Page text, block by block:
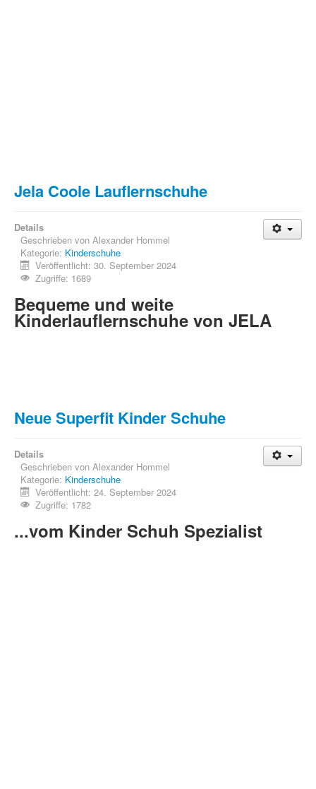
Jela Coole Lauflernschuhe
Details
Geschrieben von Alexander Hommel
Kategorie: Kinderschuhe
Veröffentlicht: 30. September 2024
Zugriffe: 1689
Bequeme und weite
Kinderlauflernschuhe von JELA
Neue Superfit Kinder Schuhe
Details
Geschrieben von Alexander Hommel
Kategorie: Kinderschuhe
Veröffentlicht: 24. September 2024
Zugriffe: 1782
...vom Kinder Schuh Spezialist